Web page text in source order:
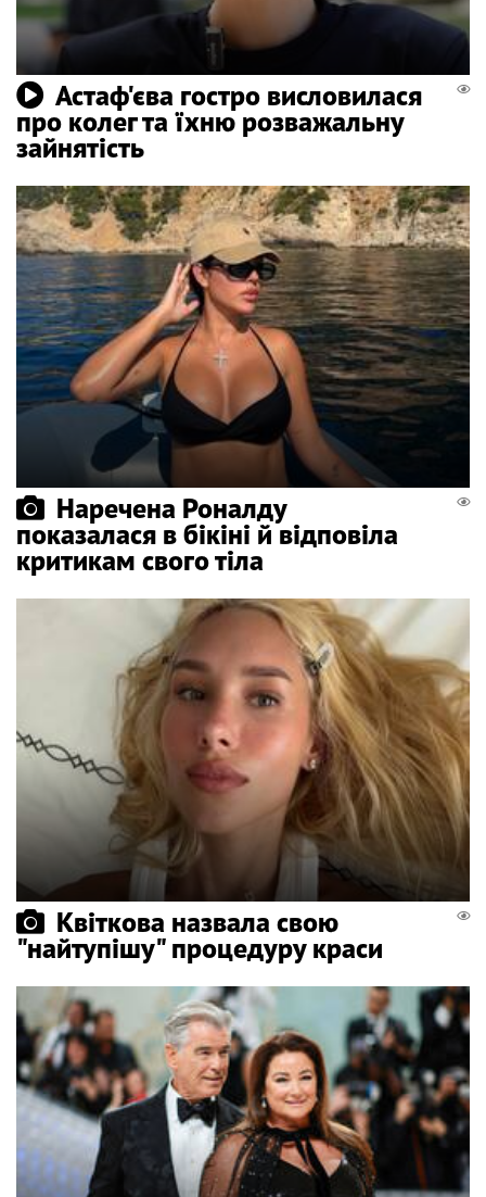
Астаф'єва гостро висловилася
про колег та їхню розважальну
зайнятість
Наречена Роналду
показалася в бікіні й відповіла
критикам свого тіла
Квіткова назвала свою
"найтупішу" процедуру краси